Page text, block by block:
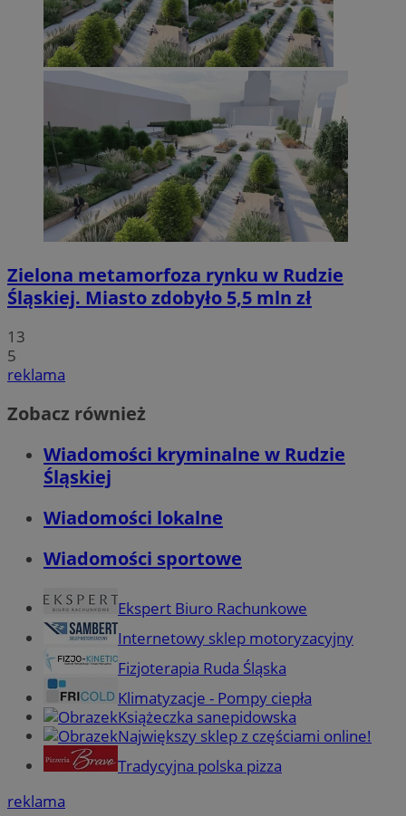
Zielona metamorfoza rynku w Rudzie
Śląskiej. Miasto zdobyło 5,5 mln zł
13
5
reklama
Zobacz również
Wiadomości kryminalne w Rudzie
Śląskiej
Wiadomości lokalne
Wiadomości sportowe
Ekspert Biuro Rachunkowe
Internetowy sklep motoryzacyjny
Fizjoterapia Ruda Śląska
Klimatyzacje - Pompy ciepła
Książeczka sanepidowska
Największy sklep z częściami online!
Tradycyjna polska pizza
reklama